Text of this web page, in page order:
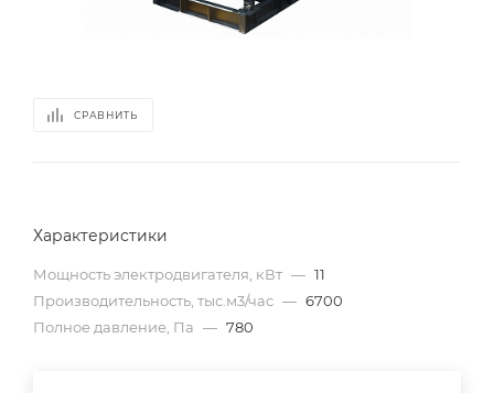
СРАВНИТЬ
Характеристики
Мощность электродвигателя, кВт — 11
Производительность, тыс.м3/час — 6700
Полное давление, Па — 780